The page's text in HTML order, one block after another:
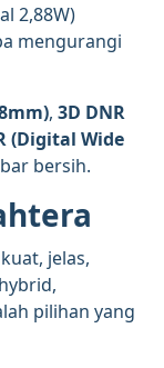
2,88W)
mengurangi
, 3D DNR
(Digital Wide
bersih.
jelas,
pilihan yang